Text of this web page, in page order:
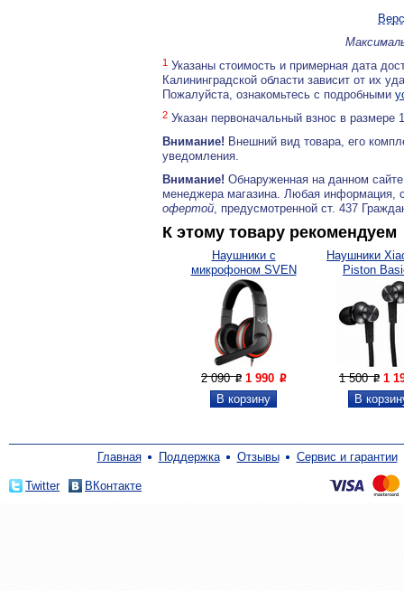
1 Указаны стоимость и примерная дата
Калининградской области зависит от их
Пожалуйста, ознакомьтесь с подробными
2 Указан первоначальный взнос в
Внимание! Внешний вид товара, его
уведомления.
Внимание! Обнаруженная на данном
менеджера магазина. Любая информация,
офертой, предусмотренной ст. 437
К этому товару рекомендуем
Наушники с
микрофоном SVEN
AP-G007MV
2 090P 1 990 P
Наушники
Piston
1 500P 1
Главная Поддержка Отзывы Сервис и гарантии
Twitter ВКонтакте